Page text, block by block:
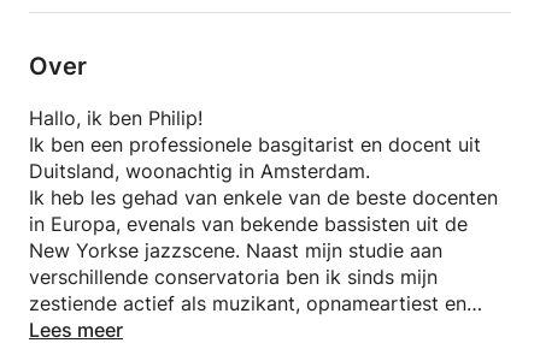
Over
Hallo, ik ben Philip!
Ik ben een professionele basgitarist en docent uit
Duitsland, woonachtig in Amsterdam.
Ik heb les gehad van enkele van de beste docenten
in Europa, evenals van bekende bassisten uit de
New Yorkse jazzscene. Naast mijn studie aan
verschillende conservatoria ben ik sinds mijn
zestiende actief als muzikant, opnameartiest en
docent. Dit heeft me de kans gegeven om op
Lees meer